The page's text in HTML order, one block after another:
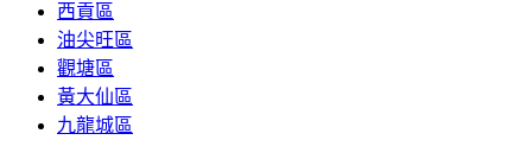
西貢區
油尖旺區
觀塘區
黃大仙區
九龍城區